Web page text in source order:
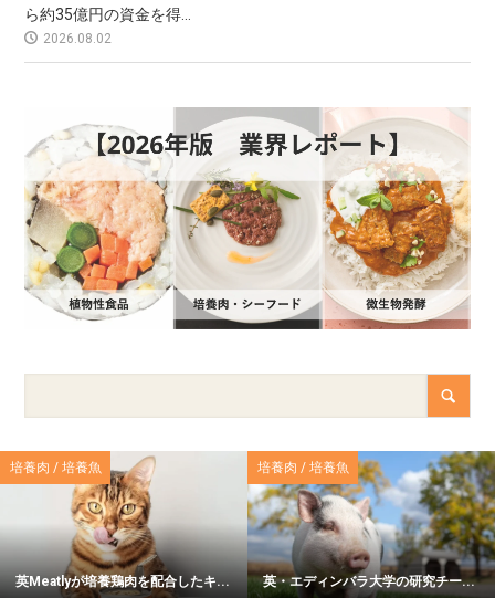
ら約35億円の資金を得...
2026.08.02
培養肉 / 培養魚
英Meatlyが培養鶏肉を配合したキ...
培養肉 / 培養魚
英・エディンバラ大学の研究チー...